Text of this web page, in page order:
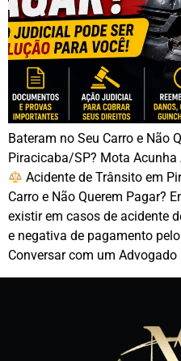
Bateram no Seu Carro e Não
Piracicaba/SP? Mota
Acidente de Trânsito em
Carro e Não Querem Pagar?
existir em casos de acidente
e negativa de pagamento
Conversar com um Advogado